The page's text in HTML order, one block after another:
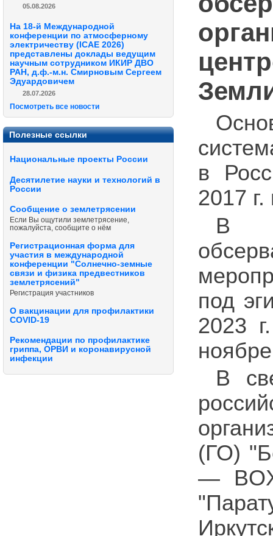
05.08.2026
На 18-й Международной
конференции по атмосферному
электричеству (ICAE 2026)
представлены доклады ведущим
научным сотрудником ИКИР ДВО
РАН, д.ф.-м.н. Смирновым Сергеем
Эдуардовичем
28.07.2026
Посмотреть все новости
Полезные ссылки
Национальные проекты России
Десятилетие науки и технологий в
России
Сообщение о землетрясении
Если Вы ощутили землетрясение,
пожалуйста, сообщите о нём
Регистрационная форма для
участия в международной
конференции "Солнечно-земные
связи и физика предвестников
землетрясений"
Регистрация участников
О вакцинации для профилактики
COVID-19
Рекомендации по профилактике
гриппа, ОРВИ и коронавирусной
инфекции
в
2017
В
под
2023
В
(ГО)
—